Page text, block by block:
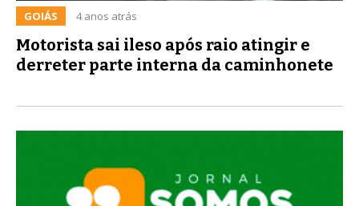
GOIÁS 4 anos atrás
Motorista sai ileso após raio atingir e
derreter parte interna da caminhonete